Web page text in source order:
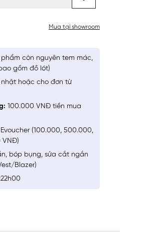
Mua tại showroom
còn nguyên tem mác,
gồm đồ lót)
nhật hoặc cho đơn từ
100.000 VNĐ tiền mua
Evoucher (100.000, 500.000,
VNĐ)
bóp bụng, sửa cắt ngắn
Blazer)